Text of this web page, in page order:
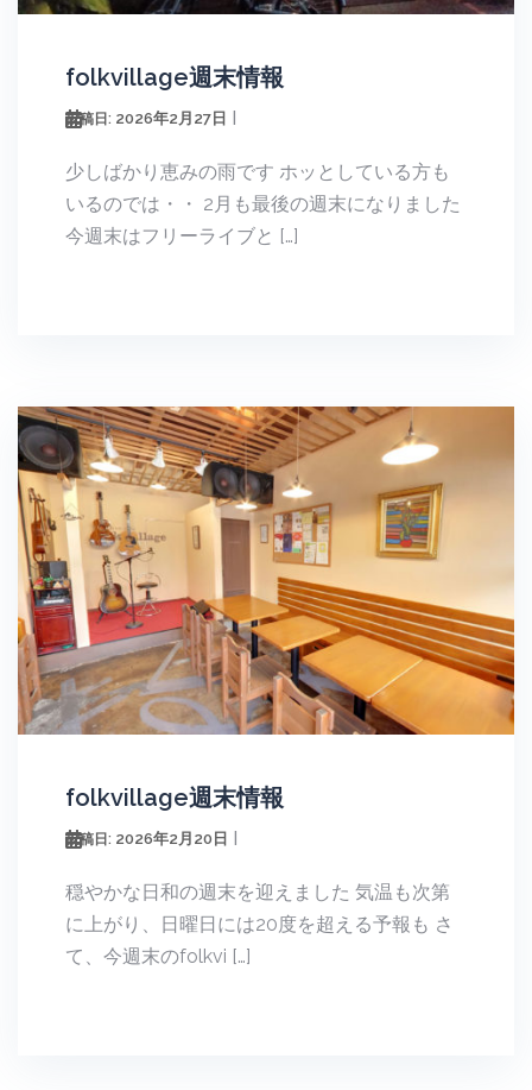
folkvillage週末情報
投稿日: 2026年2月27日
少しばかり恵みの雨です ホッとしている方も
いるのでは・・ 2月も最後の週末になりました
今週末はフリーライブと […]
folkvillage週末情報
投稿日: 2026年2月20日
穏やかな日和の週末を迎えました 気温も次第
に上がり、日曜日には20度を超える予報も さ
て、今週末のfolkvi […]